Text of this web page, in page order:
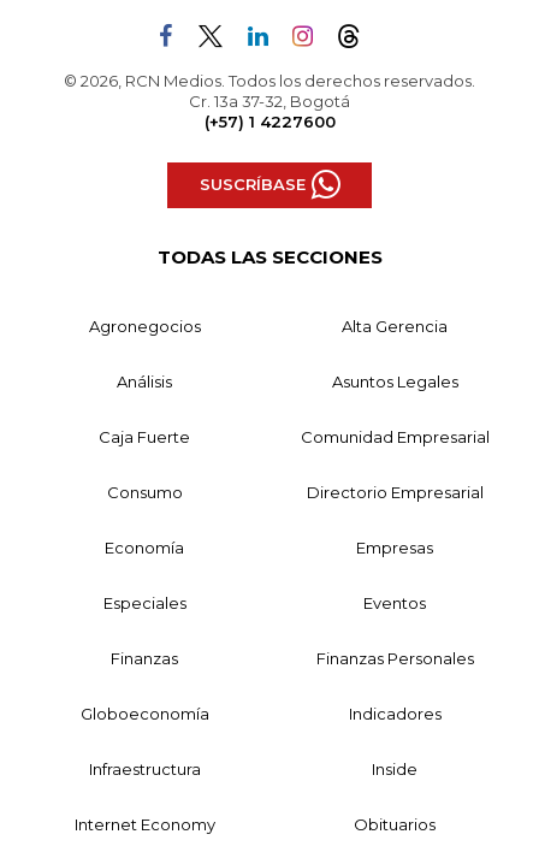
© 2026, RCN Medios. Todos los derechos reservados.
Cr. 13a 37-32, Bogotá
(+57) 1 4227600
SUSCRÍBASE
TODAS LAS SECCIONES
Agronegocios Alta Gerencia
Análisis Asuntos Legales
Caja Fuerte Comunidad Empresarial
Consumo Directorio Empresarial
Economía Empresas
Especiales Eventos
Finanzas Finanzas Personales
Globoeconomía Indicadores
Infraestructura Inside
Internet Economy Obituarios